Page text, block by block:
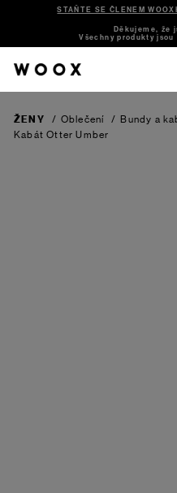
STAŇTE SE ČLENEM
Děkujeme, že
Všechny produkty
ŽENY / Oblečení / Bundy a
Kabát OtterUmber